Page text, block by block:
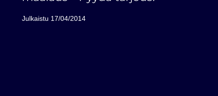
Julkaistu 17/04/2014